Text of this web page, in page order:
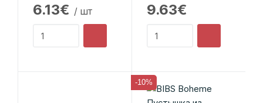
6.13€ / шт 9.63€
-10%